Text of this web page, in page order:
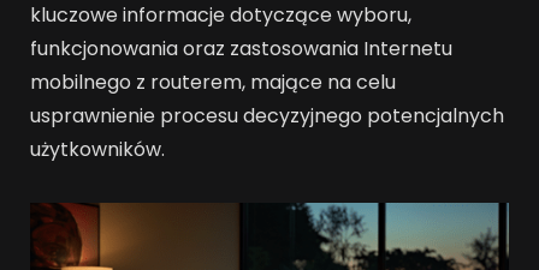
kluczowe informacje dotyczące wyboru,
funkcjonowania oraz zastosowania Internetu
mobilnego z routerem, mające na celu
usprawnienie procesu decyzyjnego potencjalnych
użytkowników.